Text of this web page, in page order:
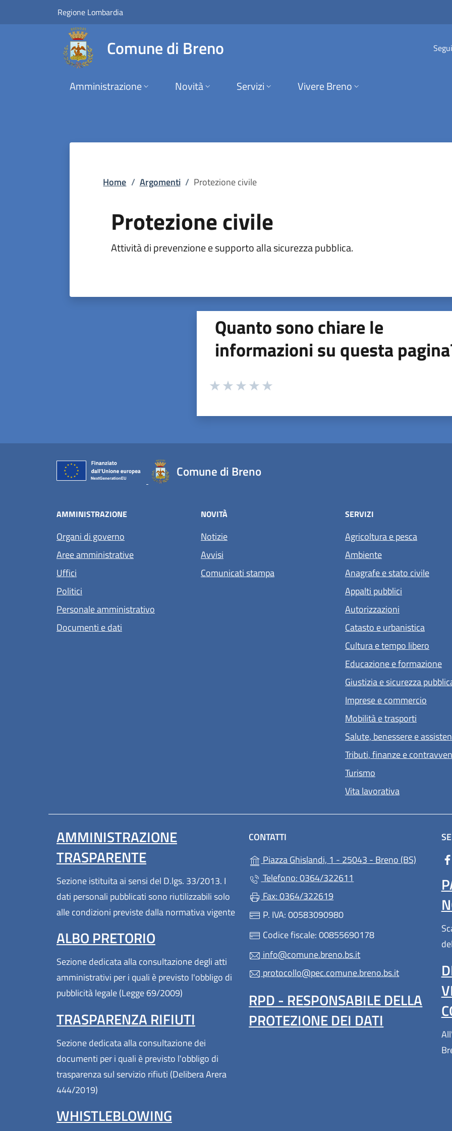
Vai al contenuto principale
Protezione civile | Comune di Breno
Regione Lombardia
Comune di Breno
Amministrazione Novità Servizi Vivere Breno
Home / Argomenti / Protezione civile
Protezione civile
Attività di prevenzione e supporto alla sicurezza pubblica.
Quanto sono chiare le
informazioni su questa
Valuta da 1 a 5 stelle la pagina
Comune di Breno
AMMINISTRAZIONE
Organi di governo
Aree amministrative
Uffici
Politici
Personale amministrativo
Documenti e dati
NOVITÀ
Notizie
Avvisi
Comunicati stampa
SERVIZI
Agricoltura e pesca
Ambiente
Anagrafe e stato civile
Appalti pubblici
Autorizzazioni
Catasto e urbanistica
Cultura e tempo libero
Educazione e formazione
Giustizia e sicurezza
Imprese e commercio
Mobilità e trasporti
Salute, benessere e
Tributi, finanze e
Turismo
Vita lavorativa
AMMINISTRAZIONE
TRASPARENTE
Sezione istituita ai sensi del D.lgs. 33/2013. I
dati personali pubblicati sono riutilizzabili solo
alle condizioni previste dalla normativa vigente
ALBO PRETORIO
Sezione dedicata alla consultazione degli atti
amministrativi per i quali è previsto l'obbligo di
pubblicità legale (Legge 69/2009)
TRASPARENZA RIFIUTI
Sezione dedicata alla consultazione dei
documenti per i quali è previsto l'obbligo di
trasparenza sul servizio rifiuti (Delibera Arera
444/2019)
WHISTLEBLOWING
CONTATTI
Piazza Ghislandi, 1 - 25043 - Breno (BS) (apre
Telefono: 0364/322611
Fax: 0364/322619
P. IVA: 00583090980
Codice fiscale: 00855690178
info@comune.breno.bs.it
protocollo@pec.comune.breno.bs.it
RPD - RESPONSABILE DELLA
PROTEZIONE DEI DATI